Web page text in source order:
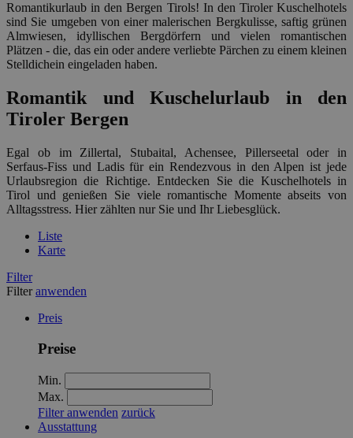
Romantikurlaub in den Bergen Tirols! In den Tiroler Kuschelhotels
sind Sie umgeben von einer malerischen Bergkulisse, saftig grünen
Almwiesen, idyllischen Bergdörfern und vielen romantischen
Plätzen - die, das ein oder andere verliebte Pärchen zu einem kleinen
Stelldichein eingeladen haben.
Romantik und Kuschelurlaub in den
Tiroler Bergen
Egal ob im Zillertal, Stubaital, Achensee, Pillerseetal oder in
Serfaus-Fiss und Ladis für ein Rendezvous in den Alpen ist jede
Urlaubsregion die Richtige. Entdecken Sie die Kuschelhotels in
Tirol und genießen Sie viele romantische Momente abseits von
Alltagsstress. Hier zählten nur Sie und Ihr Liebesglück.
Liste
Karte
Filter
Filteranwenden
Preis
Preise
Min.
Max.
Filter anwenden zurück
Ausstattung